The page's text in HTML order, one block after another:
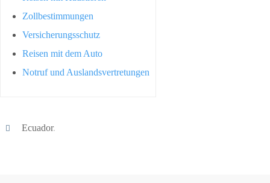
Zollbestimmungen
Versicherungsschutz
Reisen mit dem Auto
Notruf und Auslandsvertretungen
Ecuador.